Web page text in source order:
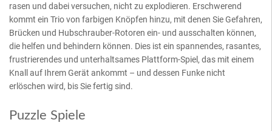
rasen und dabei versuchen, nicht zu explodieren. Erschwerend
kommt ein Trio von farbigen Knöpfen hinzu, mit denen Sie Gefahren,
Brücken und Hubschrauber-Rotoren ein- und ausschalten können,
die helfen und behindern können. Dies ist ein spannendes, rasantes,
frustrierendes und unterhaltsames Plattform-Spiel, das mit einem
Knall auf Ihrem Gerät ankommt – und dessen Funke nicht
erlöschen wird, bis Sie fertig sind.
Puzzle Spiele